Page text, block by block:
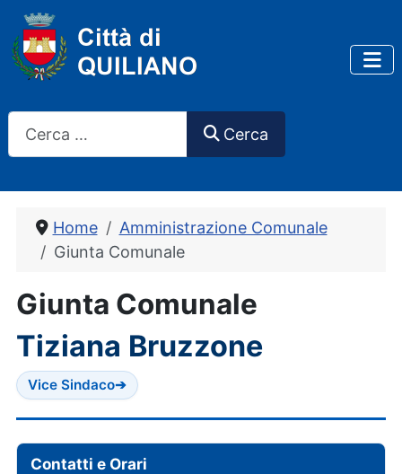
Cerca
Home
Amministrazione Comunale
Giunta Comunale
Giunta Comunale
Tiziana Bruzzone
Vice Sindaco➔
Contatti e Orari